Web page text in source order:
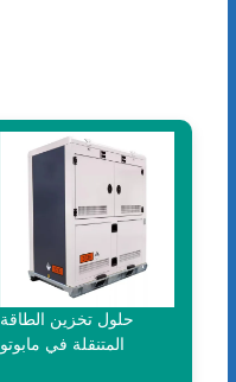
حلول تخزين الطاقة
المتنقلة في مابوتو